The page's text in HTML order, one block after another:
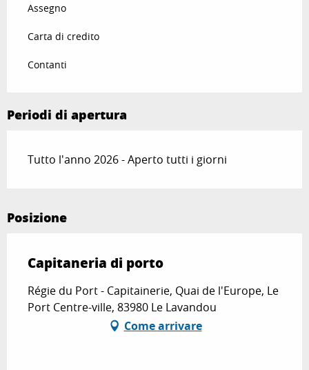
Assegno
Carta di credito
Contanti
Periodi di apertura
Tutto l'anno 2026 - Aperto tutti i giorni
Posizione
Capitaneria di porto
Régie du Port - Capitainerie, Quai de l'Europe, Le
Port Centre-ville, 83980 Le Lavandou
Come arrivare